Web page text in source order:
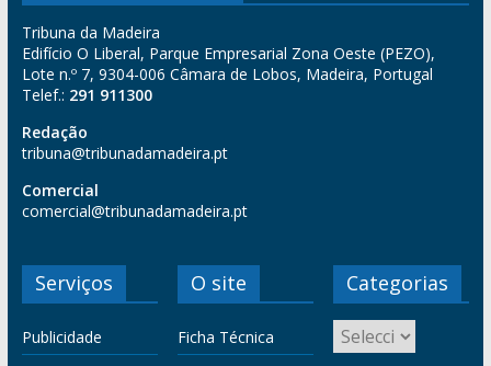
Tribuna da Madeira
Edifício O Liberal, Parque Empresarial Zona Oeste (PEZO),
Lote n.º 7, 9304-006 Câmara de Lobos, Madeira, Portugal
Telef.: 291 911300
Redação
tribuna@tribunadamadeira.pt
Comercial
comercial@tribunadamadeira.pt
Serviços
Publicidade
O site
Ficha Técnica
Categorias